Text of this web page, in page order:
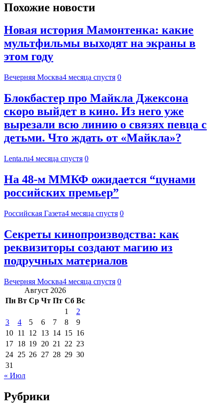
Похожие новости
Новая история Мамонтенка: какие
мультфильмы выходят на экраны в
этом году
Вечерняя Москва4 месяца спустя 0
Блокбастер про Майкла Джексона
скоро выйдет в кино. Из него уже
вырезали всю линию о связях певца с
детьми. Что ждать от «Майкла»?
Lenta.ru4 месяца спустя 0
На 48-м ММКФ ожидается “цунами
российских премьер”
Российская Газета4 месяца спустя 0
Секреты кинопроизводства: как
реквизиторы создают магию из
подручных материалов
Вечерняя Москва4 месяца спустя 0
Август 2026
Пн Вт Ср Чт Пт Сб Вс
1
2
3
4 5 6 7 8
9
10 11 12 13 14 15 16
17 18 19 20 21 22 23
24 25 26 27 28 29 30
31
« Июл
Рубрики